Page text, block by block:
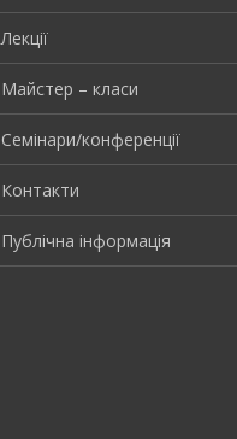
Лекції
Майстер – класи
Семінари/конференції
Контакти
Публічна інформація